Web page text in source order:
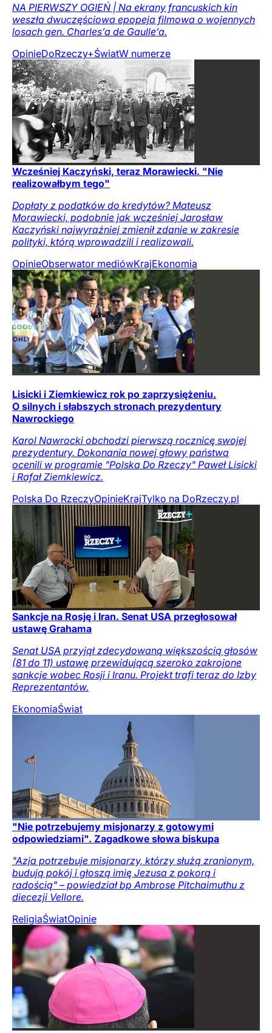
NA PIERWSZY OGIEŃ | Na ekrany francuskich kin
weszła dwuczęściowa epopeja filmowa o wojennych
losach gen. Charles’a de Gaulle’a.
OpinieDoRzeczy+ŚwiatW numerze
Wcześniej Kaczyński, teraz Morawiecki. "Nie
realizowałbym tego"
Dopłaty z podatków do kredytów? Mateusz
Morawiecki, podobnie jak wcześniej Jarosław
Kaczyński najwyraźniej zmienił zdanie w zakresie
polityki, którą wprowadzili i realizowali.
OpinieObserwator mediówKrajEkonomia
Lisicki i Ziemkiewicz rok po zaprzysiężeniu.
O silnych i słabszych stronach prezydentury
Nawrockiego
Karol Nawrocki obchodzi pierwszą rocznicę swojej
prezydentury. Dokonania nowej głowy państwa
ocenili w programie "Polska Do Rzeczy" Paweł Lisicki
i Rafał Ziemkiewicz.
Polska Do RzeczyOpinieKrajTylko na DoRzeczy.pl
Sankcje na Rosję i Iran. Senat USA przegłosował
ustawę Grahama
Senat USA przyjął zdecydowaną większością głosów
(81 do 11) ustawę przewidującą szeroko zakrojone
sankcje wobec Rosji i Iranu. Projekt trafi teraz do Izby
Reprezentantów.
EkonomiaŚwiat
"Nie potrzebujemy misjonarzy z gotowymi
odpowiedziami". Zagadkowe słowa biskupa
"Azja potrzebuje misjonarzy, którzy służą zranionym,
budują pokój i głoszą imię Jezusa z pokorą i
radością" – powiedział bp Ambrose Pitchaimuthu z
diecezji Vellore.
ReligiaŚwiatOpinie